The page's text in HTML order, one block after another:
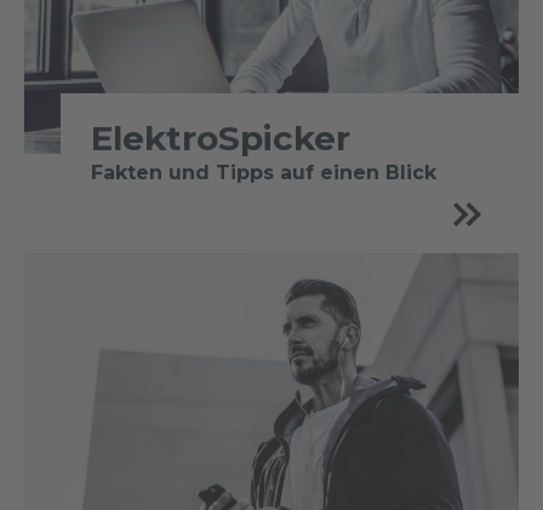
ElektroSpicker
Fakten und Tipps auf einen Blick